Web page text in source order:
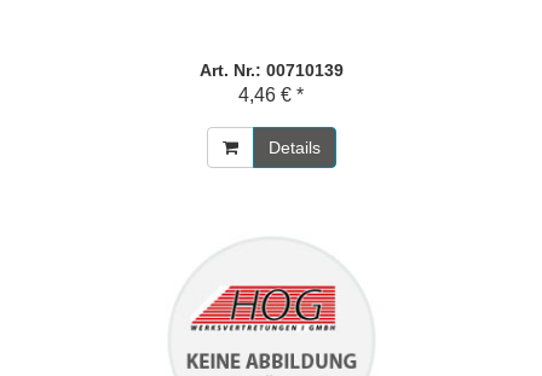
Art. Nr.: 00710139
4,46 € *
Details